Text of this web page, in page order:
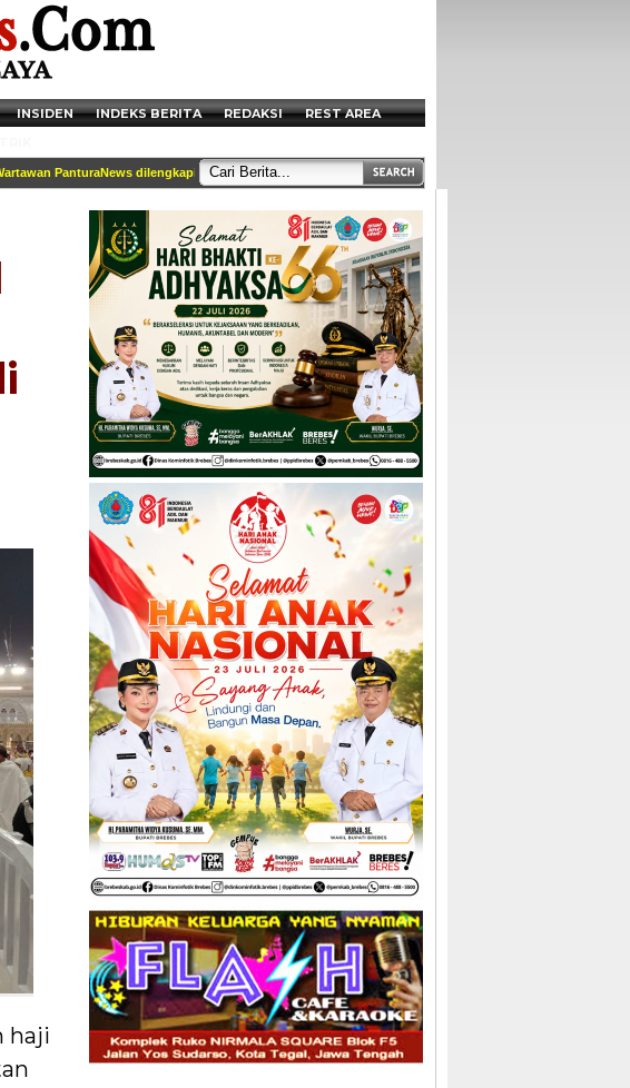
INSIDEN INDEKS BERITA REDAKSI
REST AREA
PanturaNews dilengkapi identitas dan tercantum di box redaksi || Akses Kami di Handphone anda
Anak SD Terjaring
haji